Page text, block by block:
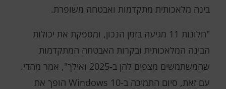
בינה מלאכותית מתקדמות ואבטחה משופרת.
"חלונות 11 מגיעה בזמן הנכון, ומספקת את יכולות
הבינה המלאכותית ובקרות האבטחה המתקדמות
שהמשתמשים מצפים להן ב-2025 ואילך", אמר מהדי.
עם זאת, סיום התמיכה ב-Windows 10 הופך את